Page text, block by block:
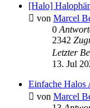
[Halo]
von Marcel
0
2342
Letzter
13. Jul
Einfache Halos
von Marcel